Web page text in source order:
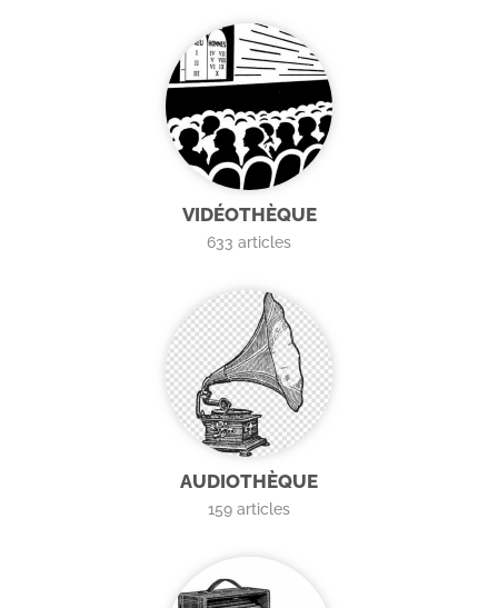
VIDÉOTHÈQUE
633 articles
AUDIOTHÈQUE
159 articles